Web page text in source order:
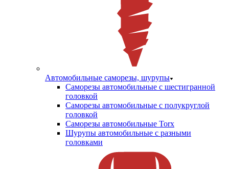
Автомобильные саморезы, шурупы
Саморезы автомобильные с шестигранной
головкой
Саморезы автомобильные с полукруглой
головкой
Саморезы автомобильные Torx
Шурупы автомобильные с разными
головками